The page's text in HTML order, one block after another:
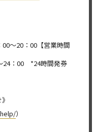
～20：00【営業時間
：00 *24時間発券
）